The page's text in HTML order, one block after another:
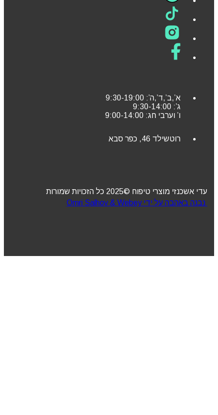
א’,ב’,ד’,ה’: 9:30-19:00
ג’: 9:30-14:00
ו’ וערבי חג: 9:00-14:00
רוטשילד 46, כפר סבא
עדי אשכנזי מוצרי טיפוח ©2025 כל הזכויות שמורות
נבנה באהבה על ידי Omri Salhov & Webey